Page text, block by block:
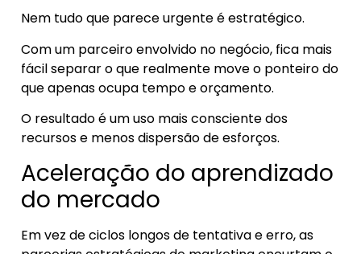
Nem tudo que parece urgente é estratégico.
Com um parceiro envolvido no negócio, fica mais
fácil separar o que realmente move o ponteiro do
que apenas ocupa tempo e orçamento.
O resultado é um uso mais consciente dos
recursos e menos dispersão de esforços.
Aceleração do aprendizado
do mercado
Em vez de ciclos longos de tentativa e erro, as